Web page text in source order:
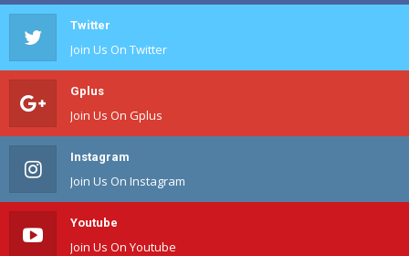
Twitter
Join Us On Twitter
Gplus
Join Us On Gplus
Instagram
Join Us On Instagram
Youtube
Join Us On Youtube